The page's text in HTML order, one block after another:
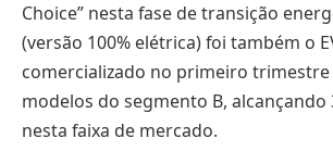
Choice” nesta fase de transição
(versão 100% elétrica) foi também o
comercializado no primeiro
modelos do segmento B, alcançando
nesta faixa de mercado.